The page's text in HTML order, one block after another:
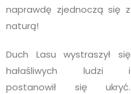
naprawdę zjednoczą się z
naturą!
Duch Lasu wystraszył się
hałaśliwych ludzi i
postanowił się ukryć.